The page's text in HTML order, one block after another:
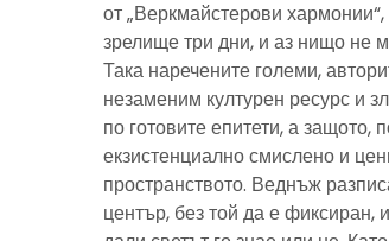
от „Веркмайстерови
зрелище три дни, и аз нищо не
Така наречените големи,
незаменим културен ресурс и
по готовите епитети, а защото,
екзистенциално смислено и
пространството. Веднъж
център, без той да е фиксиран,